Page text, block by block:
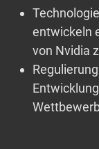
entwickeln
von Nvidia